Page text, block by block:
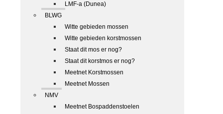
LMF-a (Dunea)
BLWG
Witte gebieden mossen
Witte gebieden korstmossen
Staat dit mos er nog?
Staat dit korstmos er nog?
Meetnet Korstmossen
Meetnet Mossen
NMV
Meetnet Bospaddenstoelen